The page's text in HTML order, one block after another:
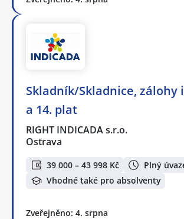
Skladník/Skladnice, zálohy
a 14. plat
RIGHT INDICADA s.r.o.
Ostrava
39 000 – 43 998 Kč
Plný
Vhodné také pro absolventy
Zveřejněno: 4. srpna